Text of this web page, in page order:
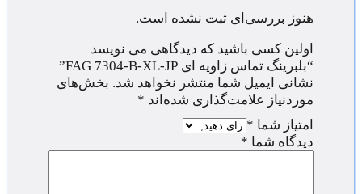
هنوز بررسی‌ای ثبت نشده است.
اولین کسی باشید که دیدگاهی می نویسد
“بلبرینگ تماس زاویه ای FAG 7304-B-XL-JP”
نشانی ایمیل شما منتشر نخواهد شد. بخش‌های
موردنیاز علامت‌گذاری شده‌اند *
امتیاز شما *
دیدگاه شما *